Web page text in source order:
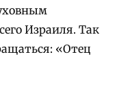
Израиля. Так
«Отец